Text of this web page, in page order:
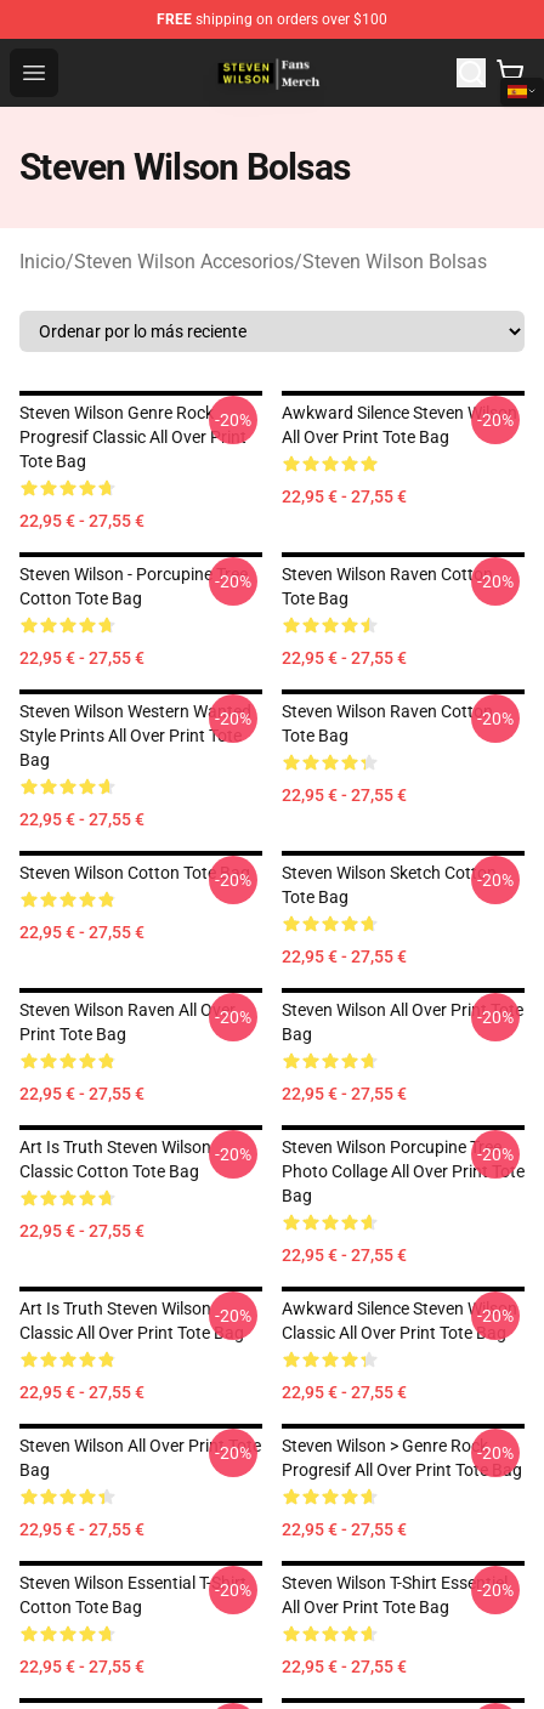
FREE shipping on orders over $100
Open menu
Steven Wilson Store - Official Steven Wilson
Steven Wilson Bolsas
Inicio/Steven Wilson Accesorios/Steven Wilson Bolsas
Steven Wilson Genre Rock
Progresif Classic All Over Print
Tote Bag
22,95 € - 27,55 €
-20%
Awkward Silence Steven Wilson
All Over Print Tote Bag
22,95 € - 27,55 €
-20%
Steven Wilson - Porcupine Tree
Cotton Tote Bag
22,95 € - 27,55 €
-20%
Steven Wilson Raven Cotton
Tote Bag
22,95 € - 27,55 €
-20%
Steven Wilson Western Wanted
Style Prints All Over Print Tote
Bag
22,95 € - 27,55 €
-20%
Steven Wilson Raven Cotton
Tote Bag
22,95 € - 27,55 €
-20%
Steven Wilson Cotton Tote Bag
22,95 € - 27,55 €
-20%
Steven Wilson Sketch Cotton
Tote Bag
22,95 € - 27,55 €
-20%
Steven Wilson Raven All Over
Print Tote Bag
22,95 € - 27,55 €
-20%
Steven Wilson All Over Print Tote
Bag
22,95 € - 27,55 €
-20%
Art Is Truth Steven Wilson
Classic Cotton Tote Bag
22,95 € - 27,55 €
-20%
Steven Wilson Porcupine Tree
Photo Collage All Over Print Tote
Bag
22,95 € - 27,55 €
-20%
Art Is Truth Steven Wilson
Classic All Over Print Tote Bag
22,95 € - 27,55 €
-20%
Awkward Silence Steven Wilson
Classic All Over Print Tote Bag
22,95 € - 27,55 €
-20%
Steven Wilson All Over Print Tote
Bag
22,95 € - 27,55 €
-20%
Steven Wilson > Genre Rock
Progresif All Over Print Tote Bag
22,95 € - 27,55 €
-20%
Steven Wilson Essential T-Shirt
Cotton Tote Bag
22,95 € - 27,55 €
-20%
Steven Wilson T-Shirt Essentiel
All Over Print Tote Bag
22,95 € - 27,55 €
-20%